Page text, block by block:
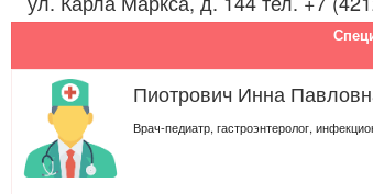
Пиотрович Инна
Врач-педиатр, гастроэнтеролог,